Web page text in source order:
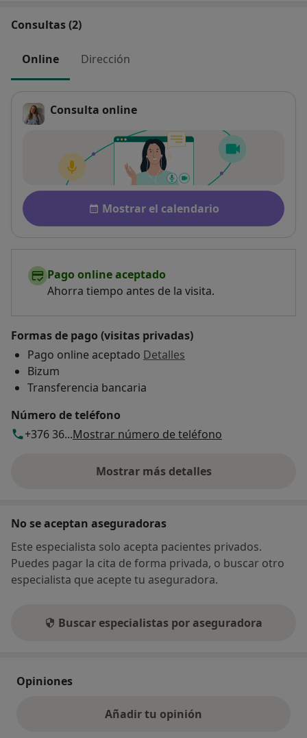
Consultas (2)
Online Dirección
Consulta online
Disponibilidad
Mostrar el calendario
Pago online aceptado
Ahorra tiempo antes de la visita.
Formas de pago (visitas privadas)
Pago online aceptado Detalles
Bizum
Transferencia bancaria
Número de teléfono
+376 36...Mostrar número de teléfono
Mostrar más detalles
sobre la dirección
No se aceptan aseguradoras
Este especialista solo acepta pacientes privados.
Puedes pagar la cita de forma privada, o buscar otro
especialista que acepte tu aseguradora.
Buscar especialistas por aseguradora
Opiniones
Añadir tu opinión